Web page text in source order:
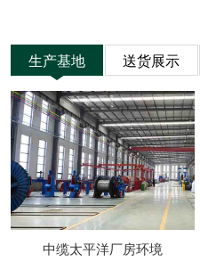
生产基地 送货展示
中缆太平洋厂房环境